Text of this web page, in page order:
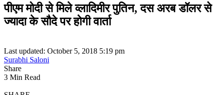
पीएम मोदी से मिले व्लादिमीर पुतिन, दस अरब डॉलर से
ज्यादा के सौदे पर होगी वार्ता
Last updated: October 5, 2018 5:19 pm
Surabhi Saloni
Share
3 Min Read